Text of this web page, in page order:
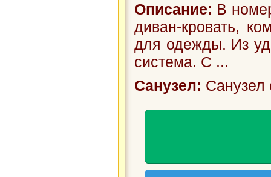
Описание: В
диван-кровать,
для одежды. Из
система. С ...
Санузел: